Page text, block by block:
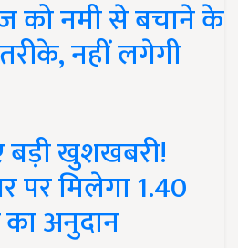
को नमी से बचाने के
नहीं लगेगी
बड़ी खुशखबरी!
पर मिलेगा 1.40
अनुदान